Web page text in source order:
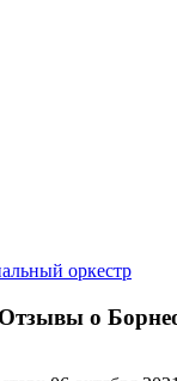
оркестр
Отзывы о